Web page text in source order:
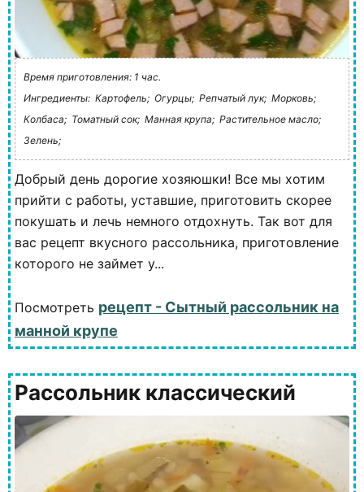
Время приготовления: 1 час.
Ингредиенты: Картофель; Огурцы; Репчатый лук; Морковь;
Колбаса; Томатный сок; Манная крупа; Растительное масло;
Зелень;
Добрый день дорогие хозяюшки! Все мы хотим
прийти с работы, уставшие, приготовить скорее
покушать и лечь немного отдохнуть. Так вот для
вас рецепт вкусного рассольника, приготовление
которого не займет у...
Посмотреть рецепт - Сытный рассольник на
манной крупе
Рассольник классический